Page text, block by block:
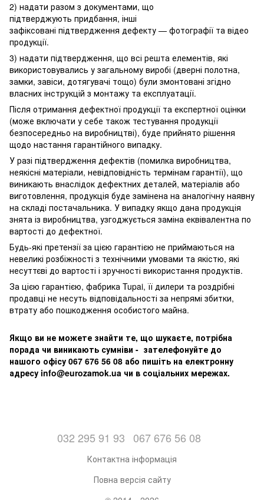
2) надати разом з документами, що
підтверджують придбання, інші
зафіксовані підтвердження дефекту — фотографії та відео
продукції.
3) надати підтвердження, що всі решта елементів, які
використовувались у загальному виробі (дверні полотна,
замки, завіси, дотягувачі тощо) були змонтовані згідно
власних інструкцій з монтажу та експлуатації.
Після отримання дефектної продукції та експертної оцінки
(може включати у себе також тестування продукції
безпосередньо на виробництві), буде прийнято рішення
щодо настання гарантійного випадку.
У разі підтвердження дефектів (помилка виробництва,
неякісні матеріали, невідповідність термінам гарантії), що
виникають внаслідок дефектних деталей, матеріалів або
виготовлення, продукція буде замінена на аналогічну наявну
на складі постачальника. У випадку якщо дана продукція
знята із виробництва, узгоджується заміна еквівалентна по
вартості до дефектної.
Будь-які претензії за цією гарантією не приймаються на
невеликі розбіжності з технічними умовами та якістю, які
несуттєві до вартості і зручності використання продуктів.
За цією гарантією, фабрика Tupai, її дилери та роздрібні
продавці не несуть відповідальності за непрямі збитки,
втрату або пошкодження особистого майна.
Якщо ви не можете знайти те, що шукаєте, потрібна
порада чи виникають сумніви - зателефонуйте до
нашого офісу 067 676 56 08 або пишіть на електронну
адресу info@eurozamok.ua чи в соціальних мережах.
032 295 91 93 067 676 56 08
Контактна інформація
Повна версія сайту